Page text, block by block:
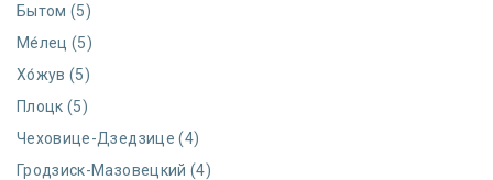
Бытом (5)
Ме́лец (5)
Хо́жув (5)
Плоцк (5)
Чеховице-Дзедзице (4)
Гродзиск-Мазовецкий (4)